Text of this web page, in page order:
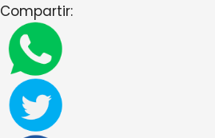
Compartir: